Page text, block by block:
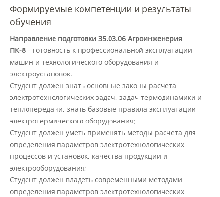
Зарубежные стипендиальные
программы
Сотрудники
Попечительский совет
Гордость университета
Ученый совет
Кадры в АПК
Формируемые компетенции и результаты
обучения
Направление подготовки 35.03.06 Агроинженерия
ПК-8 – готовность к профессиональной эксплуатации
машин и технологического оборудования и
электроустановок.
Студент должен знать основные законы расчета
электротехнологических задач, задач термодинамики и
теплопередачи, знать базовые правила эксплуатации
электротермического оборудования;
Студент должен уметь применять методы расчета для
определения параметров электротехнологических
процессов и установок, качества продукции и
электрооборудования;
Студент должен владеть современными методами
определения параметров электротехнологических